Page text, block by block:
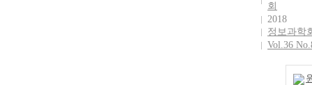
회
2018
정보과학
Vol.36